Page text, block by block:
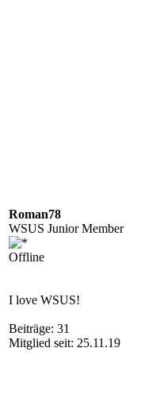
Roman78
WSUS Junior Member
Offline
I love WSUS!
Beiträge: 31
Mitglied seit: 25.11.19